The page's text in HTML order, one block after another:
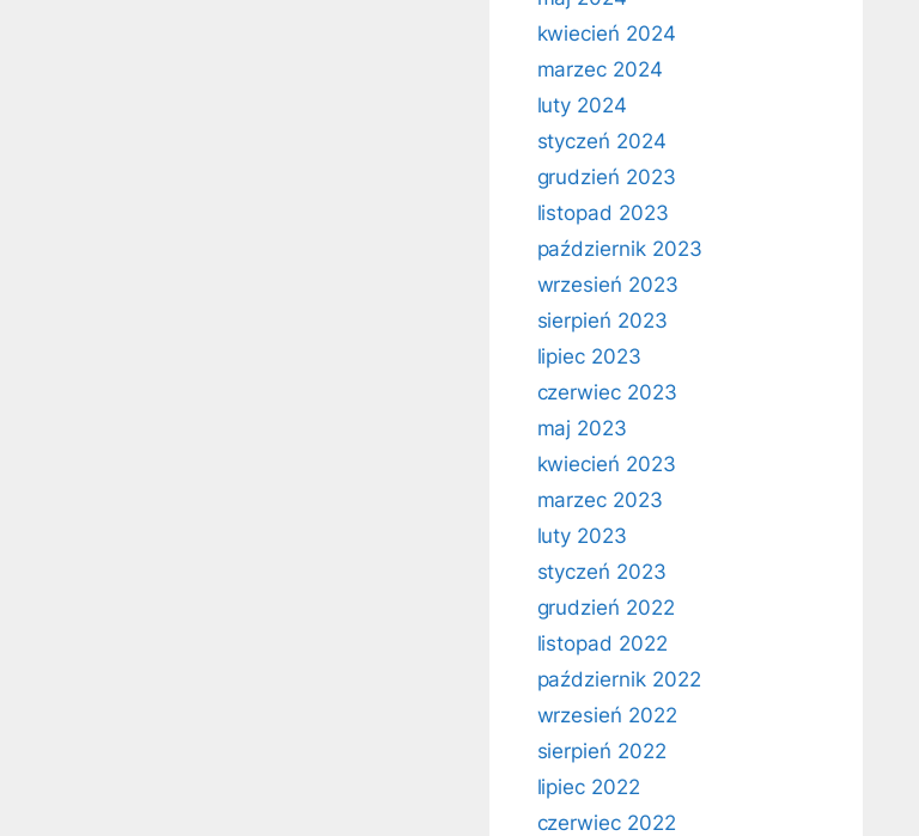
kwiecień 2024
marzec 2024
luty 2024
styczeń 2024
grudzień 2023
listopad 2023
październik 2023
wrzesień 2023
sierpień 2023
lipiec 2023
czerwiec 2023
maj 2023
kwiecień 2023
marzec 2023
luty 2023
styczeń 2023
grudzień 2022
listopad 2022
październik 2022
wrzesień 2022
sierpień 2022
lipiec 2022
czerwiec 2022